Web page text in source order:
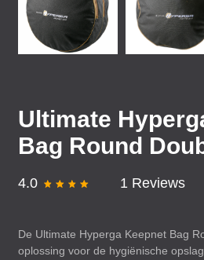
Ultimate
Bag Round
4.0 1 Reviews
De Ultimate Hyperga Keepnet Bag
oplossing voor de hygiënische